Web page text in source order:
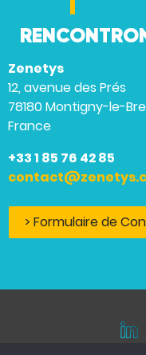
Zenetys
12, avenue des Prés
78180 Montigny-le-
France
+33 1 85 76 42 85
> Formulaire de